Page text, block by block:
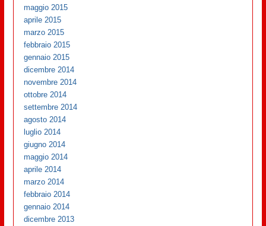
maggio 2015
aprile 2015
marzo 2015
febbraio 2015
gennaio 2015
dicembre 2014
novembre 2014
ottobre 2014
settembre 2014
agosto 2014
luglio 2014
giugno 2014
maggio 2014
aprile 2014
marzo 2014
febbraio 2014
gennaio 2014
dicembre 2013